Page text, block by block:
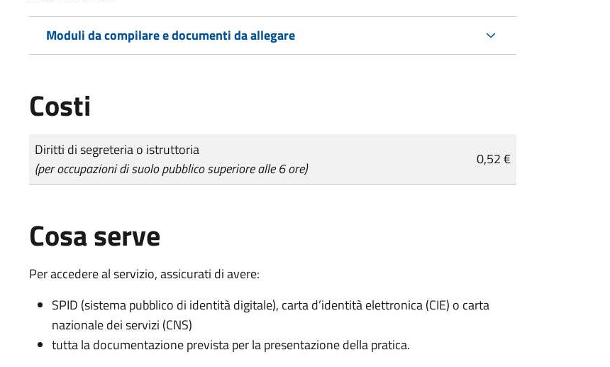
Moduli da compilare e documenti da allegare
Costi
Tipo di pagamento
Importo
Diritti di segreteria o istruttoria
(per occupazioni di suolo pubblico superiore alle 6 ore)
0,52 €
Cosa serve
Per accedere al servizio, assicurati di avere:
SPID (sistema pubblico di identità digitale), carta d’identità elettronica (CIE) o carta
nazionale dei servizi (CNS)
tutta la documentazione prevista per la presentazione della pratica.